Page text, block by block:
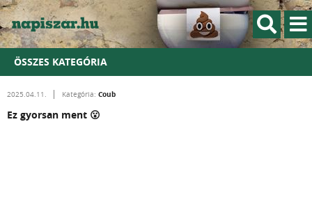
ÖSSZES KATEGÓRIA
2025.04.11. Kategória: Coub
Ez gyorsan ment 😮